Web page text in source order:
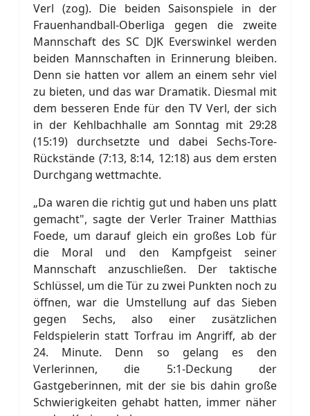
Verl (zog). Die beiden Saisonspiele in der
Frauenhandball-Oberliga gegen die zweite
Mannschaft des SC DJK Everswinkel werden
beiden Mannschaften in Erinnerung bleiben.
Denn sie hatten vor allem an einem sehr viel
zu bieten, und das war Dramatik. Diesmal mit
dem besseren Ende für den TV Verl, der sich
in der Kehlbachhalle am Sonntag mit 29:28
(15:19) durchsetzte und dabei Sechs-Tore-
Rückstände (7:13, 8:14, 12:18) aus dem ersten
Durchgang wettmachte.
„Da waren die richtig gut und haben uns platt
gemacht", sagte der Verler Trainer Matthias
Foede, um darauf gleich ein großes Lob für
die Moral und den Kampfgeist seiner
Mannschaft anzuschließen. Der taktische
Schlüssel, um die Tür zu zwei Punkten noch zu
öffnen, war die Umstellung auf das Sieben
gegen Sechs, also einer zusätzlichen
Feldspielerin statt Torfrau im Angriff, ab der
24. Minute. Denn so gelang es den
Verlerinnen, die 5:1-Deckung der
Gastgeberinnen, mit der sie bis dahin große
Schwierigkeiten gehabt hatten, immer näher